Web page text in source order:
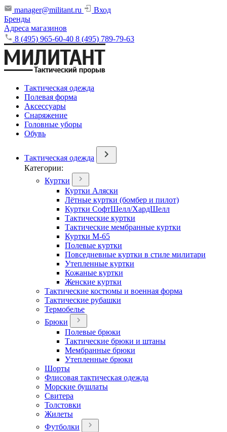
manager@militant.ru
Вход
Бренды
Адреса магазинов
8 (495) 965-60-40 8 (495) 789-79-63
Тактическая одежда
Полевая форма
Аксессуары
Снаряжение
Головные уборы
Обувь
Тактическая одежда
Категории:
Куртки
Куртки Аляски
Лётные куртки (бомбер и пилот)
Куртки СофтШелл/ХардШелл
Тактические куртки
Тактические мембранные куртки
Куртки М-65
Полевые куртки
Повседневные куртки в стиле милитари
Утепленные куртки
Кожаные куртки
Женские куртки
Тактические костюмы и военная форма
Тактические рубашки
Термобелье
Брюки
Полевые брюки
Тактические брюки и штаны
Мембранные брюки
Утепленные брюки
Шорты
Флисовая тактическая одежда
Морские бушлаты
Свитера
Толстовки
Жилеты
Футболки